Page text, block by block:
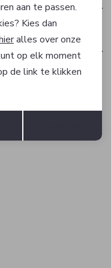
Opslaan
aan te passen.
Kies dan
alles over onze
op elk moment
de link te klikken